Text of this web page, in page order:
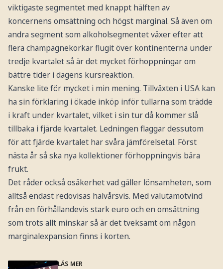
viktigaste segmentet med knappt hälften av
koncernens omsättning och högst marginal. Så även om
andra segment som alkoholsegmentet växer efter att
flera champagnekorkar flugit över kontinenterna under
tredje kvartalet så är det mycket förhoppningar om
bättre tider i dagens kursreaktion.
Kanske lite för mycket i min mening. Tillväxten i USA kan
ha sin förklaring i ökade inköp inför tullarna som trädde
i kraft under kvartalet, vilket i sin tur då kommer slå
tillbaka i fjärde kvartalet. Ledningen flaggar dessutom
för att fjärde kvartalet har svåra jämförelsetal. Först
nästa år så ska nya kollektioner förhoppningvis bära
frukt.
Det råder också osäkerhet vad gäller lönsamheten, som
alltså endast redovisas halvårsvis. Med valutamotvind
från en förhållandevis stark euro och en omsättning
som trots allt minskar så är det tveksamt om någon
marginalexpansion finns i korten.
LÄS MER